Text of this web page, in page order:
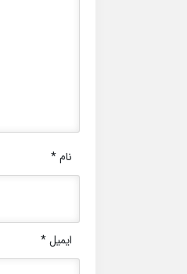
نام*
ایمیل*